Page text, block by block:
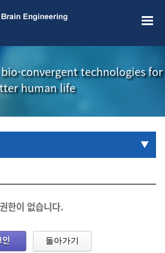
convergent technologies for
human life
권한이 없습니다.
인 돌아가기